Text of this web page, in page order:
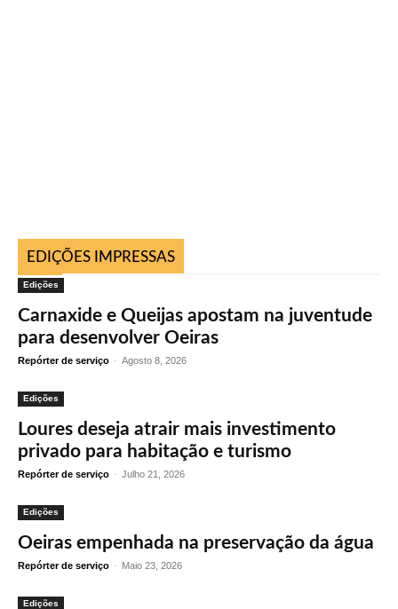
EDIÇÕES IMPRESSAS
Edições
Carnaxide e Queijas apostam na juventude
para desenvolver Oeiras
Repórter de serviço - Agosto 8, 2026
Edições
Loures deseja atrair mais investimento
privado para habitação e turismo
Repórter de serviço - Julho 21, 2026
Edições
Oeiras empenhada na preservação da água
Repórter de serviço - Maio 23, 2026
Edições